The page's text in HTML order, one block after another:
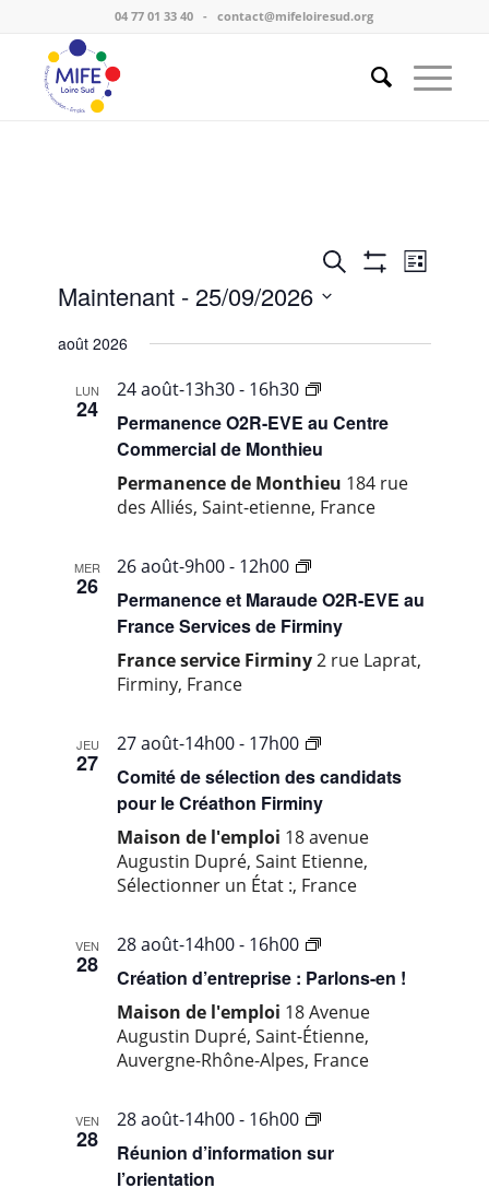
04 77 01 33 40 -contact@mifeloiresud.org
Recherche
et
navigation
de
RechercheListe
Maintenant - 25/09/2026
une
date.
août 2026
LUN
24
24 août-13h30- 16h30
…
ville
de
Saint-
Etienne
Permanence O2R-EVE au Centre
Commercial de Monthieu
Permanence de Monthieu 184 rue
des Alliés, Saint-etienne, France
MER
26
26 août-9h00- 12h00
…
vallée
de
l’Ondaine
Permanence et Maraude O2R-EVE au
France Services de Firminy
France service Firminy2 rue Laprat,
Firminy, France
JEU
27
27 août-14h00- 17h00
…
de
Saint-
Etienne
Comité de sélection des candidats
pour le Créathon Firminy
Maison de l'emploi 18 avenue
Augustin Dupré, Saint Etienne,
Sélectionner un État :, France
VEN
28
28 août-14h00- 16h00
…
ville
de
Saint-
Etienne
Création d’entreprise : Parlons-en !
Maison de l'emploi 18 Avenue
Augustin Dupré, Saint-Étienne,
Auvergne-Rhône-Alpes, France
VEN
28
28 août-14h00- 16h00
…
de
Réunion d’information sur
l’orientation